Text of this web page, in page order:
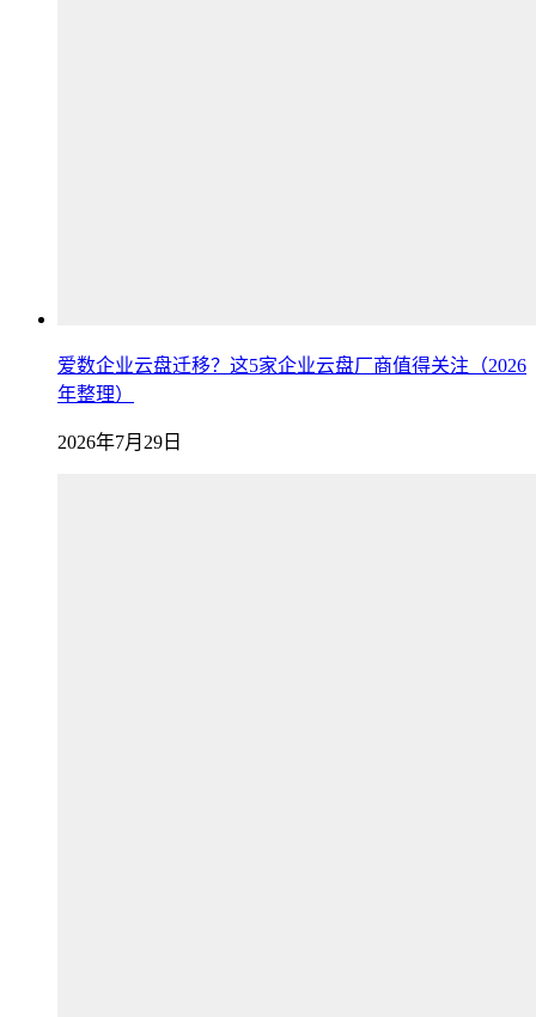
爱数企业云盘迁移？这5家企业云盘厂商值得关注（2026
年整理）
2026年7月29日